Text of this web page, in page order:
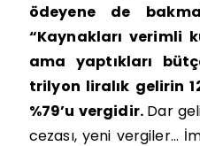
ödeyene de
“Kaynakları verimli
ama yaptıkları
trilyon liralık gelirin
%79’u vergidir. Dar
cezası, yeni vergiler…